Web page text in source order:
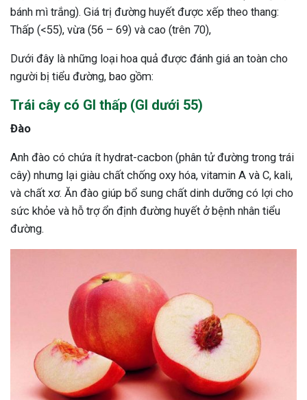
Sau Sinh Có Tự Khỏi
sau sinh là tình trạng viêm da
phổ biến, khiến đôi bàn tay,
của chị em trở nên khô...
bánh mì trắng). Giá trị đường huyết được xếp theo thang:
Thấp (<55), vừa (56 – 69) và cao (trên 70),
Dưới đây là những loại hoa quả được đánh giá an toàn cho
người bị tiểu đường, bao gồm:
Trái cây có GI thấp (GI dưới 55)
Đào
Anh đào có chứa ít hydrat-cacbon (phân tử đường trong trái
cây) nhưng lại giàu chất chống oxy hóa, vitamin A và C, kali,
và chất xơ. Ăn đào giúp bổ sung chất dinh dưỡng có lợi cho
sức khỏe và hỗ trợ ổn định đường huyết ở bệnh nhân tiểu
đường.